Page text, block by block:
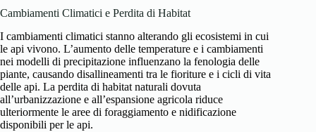
Cambiamenti Climatici e Perdita di Habitat
I cambiamenti climatici stanno alterando gli ecosistemi in cui
le api vivono. L’aumento delle temperature e i cambiamenti
nei modelli di precipitazione influenzano la fenologia delle
piante, causando disallineamenti tra le fioriture e i cicli di vita
delle api. La perdita di habitat naturali dovuta
all’urbanizzazione e all’espansione agricola riduce
ulteriormente le aree di foraggiamento e nidificazione
disponibili per le api.